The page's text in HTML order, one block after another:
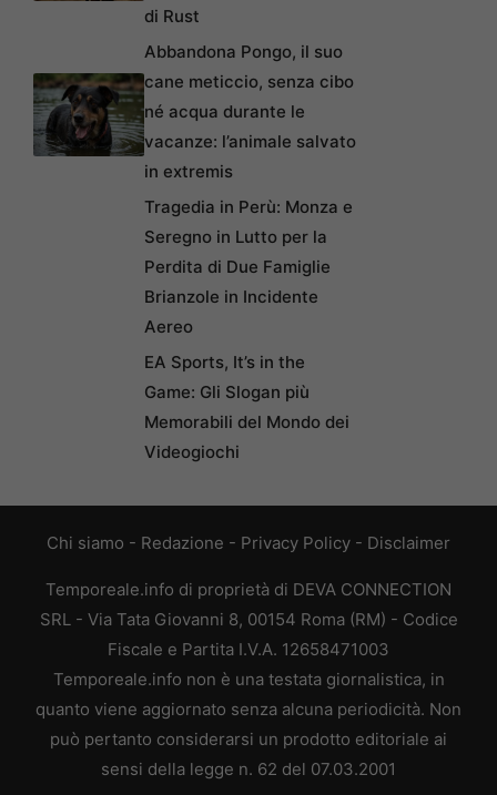
di Rust
Abbandona Pongo, il suo
cane meticcio, senza cibo
né acqua durante le
vacanze: l’animale salvato
in extremis
Tragedia in Perù: Monza e
Seregno in Lutto per la
Perdita di Due Famiglie
Brianzole in Incidente
Aereo
EA Sports, It’s in the
Game: Gli Slogan più
Memorabili del Mondo dei
Videogiochi
Chi siamo - Redazione - Privacy Policy - Disclaimer
Temporeale.info di proprietà di DEVA CONNECTION
SRL - Via Tata Giovanni 8, 00154 Roma (RM) - Codice
Fiscale e Partita I.V.A. 12658471003
Temporeale.info non è una testata giornalistica, in
quanto viene aggiornato senza alcuna periodicità. Non
può pertanto considerarsi un prodotto editoriale ai
sensi della legge n. 62 del 07.03.2001